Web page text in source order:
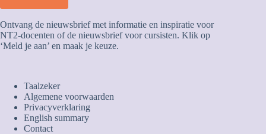
Ontvang de nieuwsbrief met informatie en inspiratie voor
NT2-docenten of de nieuwsbrief voor cursisten. Klik op
‘Meld je aan’ en maak je keuze.
Taalzeker
Algemene voorwaarden
Privacyverklaring
English summary
Contact